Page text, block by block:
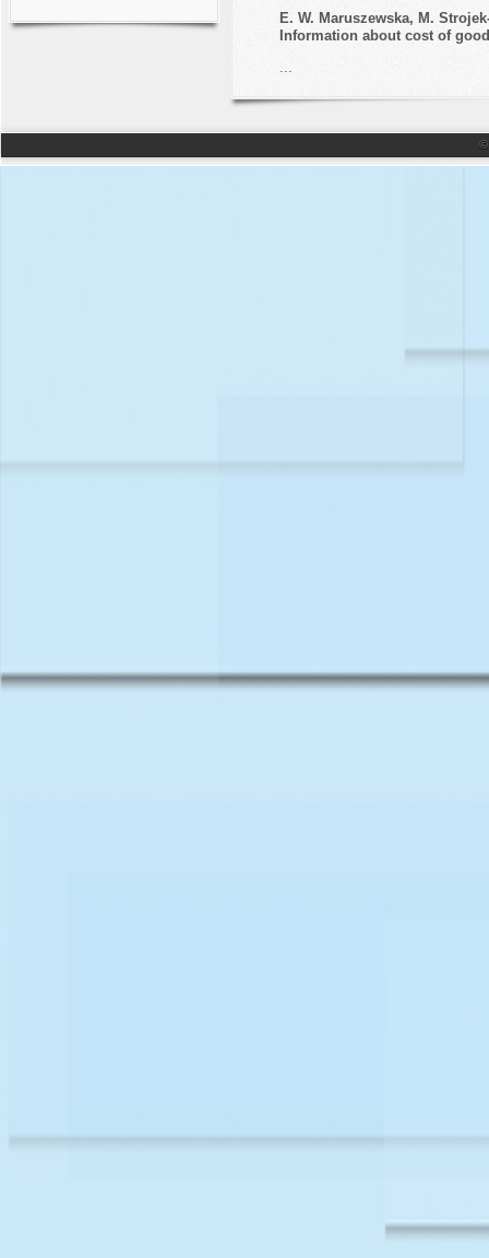
E. W. Maruszewska, M.
Information about cost of
...
©